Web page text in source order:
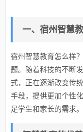
一、宿州智慧
宿州智慧教育怎么样
题。随着科技的不断
式，正在逐渐改变传
手段，提供更加个性
足学生和家长的需求。